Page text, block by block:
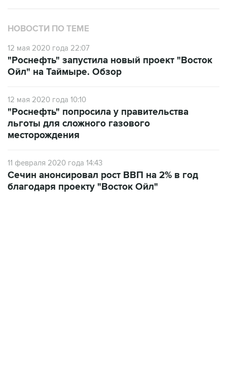
НОВОСТИ ПО ТЕМЕ
12 мая 2020 года 22:07
"Роснефть" запустила новый проект "Восток
Ойл" на Таймыре. Обзор
12 мая 2020 года 10:10
"Роснефть" попросила у правительства
льготы для сложного газового
месторождения
11 февраля 2020 года 14:43
Сечин анонсировал рост ВВП на 2% в год
благодаря проекту "Восток Ойл"